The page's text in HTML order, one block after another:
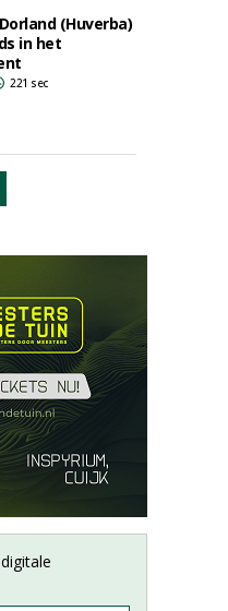
(Huverba)
in het
221 sec